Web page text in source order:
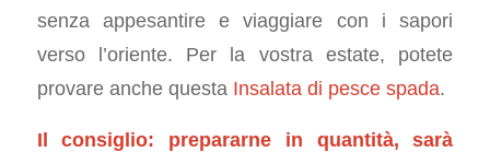
senza appesantire e viaggiare con i sapori
verso l’oriente. Per la vostra estate, potete
provare anche questa Insalata di pesce spada.
Il consiglio: prepararne in quantità, sarà